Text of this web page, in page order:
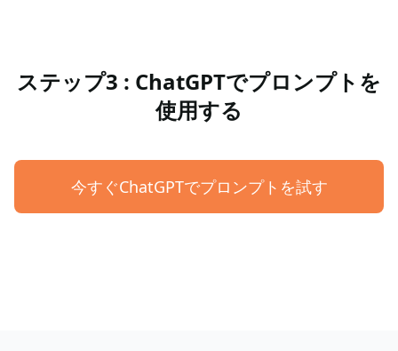
ステップ3 : ChatGPTでプロンプトを
使用する
今すぐChatGPTでプロンプトを試す